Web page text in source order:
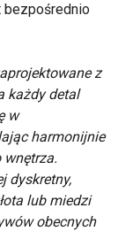
bezpośrednio
z
każdy detal
w
harmonijnie
wnętrza.
dyskretny,
lub miedzi
obecnych